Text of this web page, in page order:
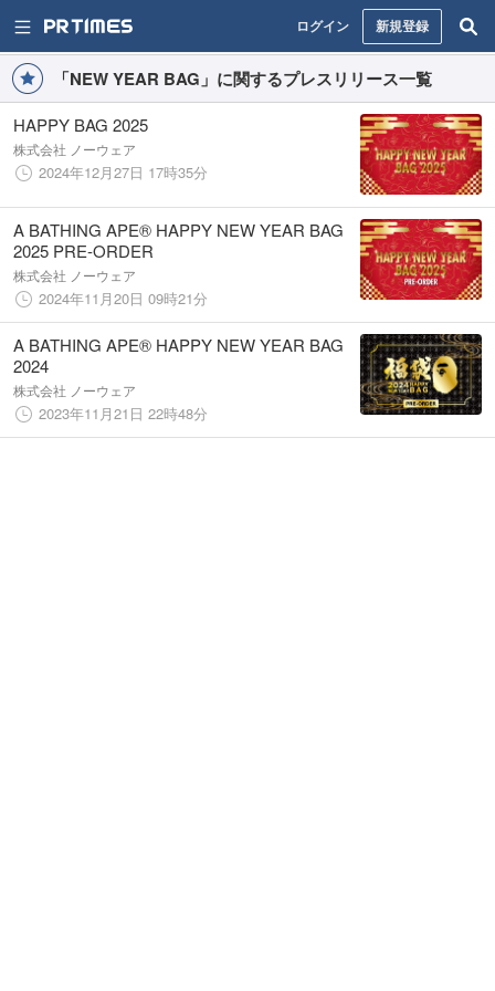
ログイン 新規登録
「NEW YEAR BAG」に関するプレスリリース一覧
HAPPY BAG 2025
株式会社 ノーウェア
2024年12月27日 17時35分
A BATHING APE®︎ HAPPY NEW YEAR BAG
2025 PRE-ORDER
株式会社 ノーウェア
2024年11月20日 09時21分
A BATHING APE®︎ HAPPY NEW YEAR BAG
2024
株式会社 ノーウェア
2023年11月21日 22時48分